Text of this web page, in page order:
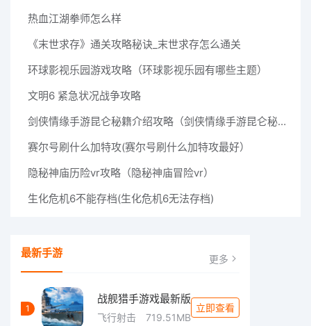
热血江湖拳师怎么样
《末世求存》通关攻略秘诀_末世求存怎么通关
环球影视乐园游戏攻略（环球影视乐园有哪些主题）
文明6 紧急状况战争攻略
剑侠情缘手游昆仑秘籍介绍攻略（剑侠情缘手游昆仑秘籍介绍）
赛尔号刷什么加特攻(赛尔号刷什么加特攻最好）
隐秘神庙历险vr攻略（隐秘神庙冒险vr）
生化危机6不能存档(生化危机6无法存档)
最新手游 更多
1
战舰猎手游戏最新版
飞行射击 719.51MB
立即查看